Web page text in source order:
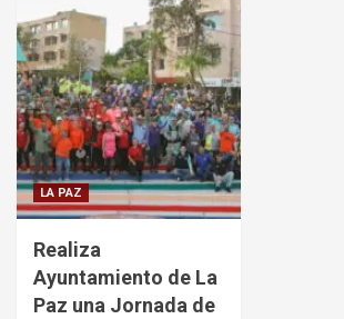
LA PAZ
Realiza
Ayuntamiento de La
Paz una Jornada de